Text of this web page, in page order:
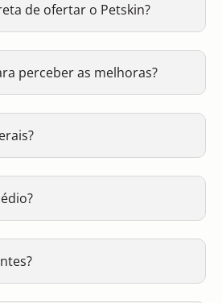
de ofertar o Petskin?
perceber as melhoras?